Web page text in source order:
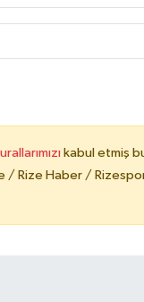
kabul etmiş
/ Rize Haber /